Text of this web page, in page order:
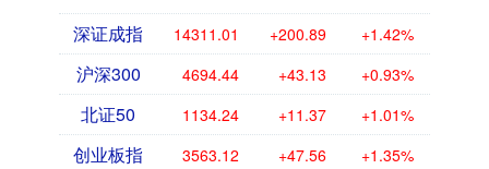
深证成指 14311.01 +200.89 +1.42%
沪深300 4694.44 +43.13 +0.93%
北证50 1134.24 +11.37 +1.01%
创业板指 3563.12 +47.56 +1.35%